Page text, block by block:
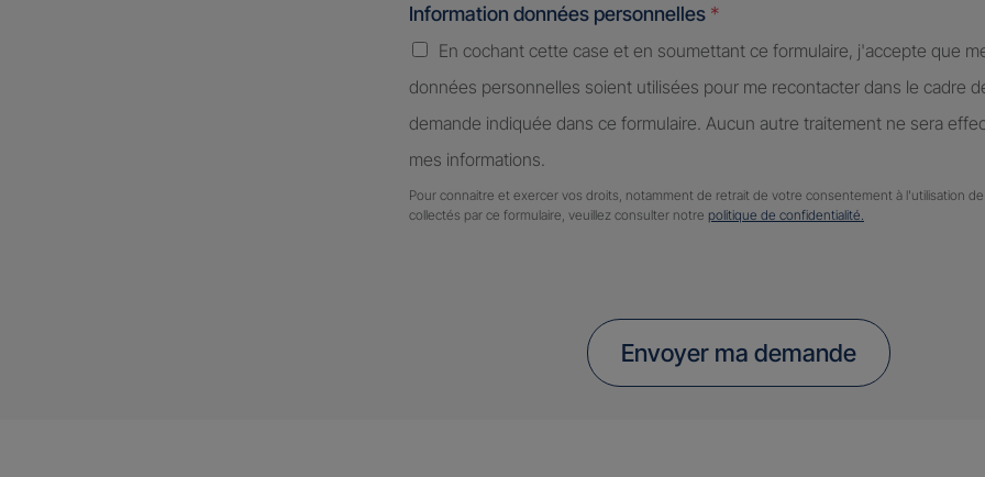
Information données personnelles *
En cochant cette case et en soumettant ce formulaire, j'accepte que
données personnelles soient utilisées pour me recontacter dans le cadre
demande indiquée dans ce formulaire. Aucun autre traitement ne sera
mes informations.
Pour connaitre et exercer vos droits, notamment de retrait de votre consentement à l'utilisation
collectés par ce formulaire, veuillez consulter notre politique de confidentialité.
Envoyer ma demande